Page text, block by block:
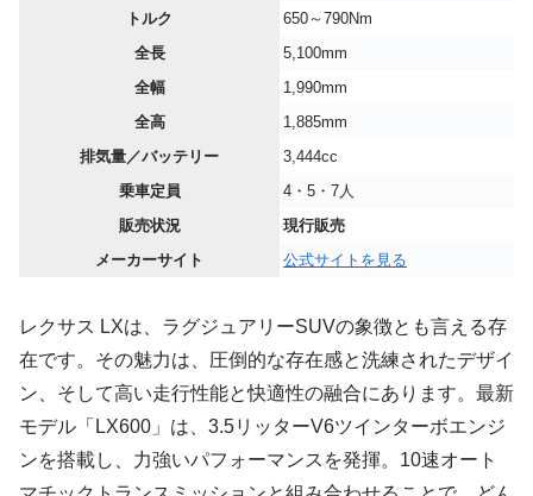
トルク
650～790Nm
全長
5,100mm
全幅
1,990mm
全高
1,885mm
排気量／バッテリー
3,444cc
乗車定員
4・5・7人
販売状況
現行販売
メーカーサイト
公式サイトを見る
レクサス LXは、ラグジュアリーSUVの象徴とも言える存
在です。その魅力は、圧倒的な存在感と洗練されたデザイ
ン、そして高い走行性能と快適性の融合にあります。最新
モデル「LX600」は、3.5リッターV6ツインターボエンジ
ンを搭載し、力強いパフォーマンスを発揮。10速オート